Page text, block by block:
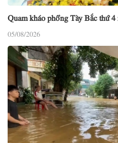
Quam kháo phổng Tày Bắc thứ
05/08/2026